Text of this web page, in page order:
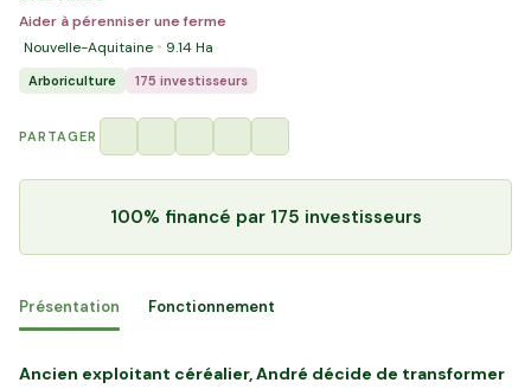
Aider à pérenniser une ferme
Nouvelle-Aquitaine
9.14Ha
Arboriculture 175 investisseurs
PARTAGER
100% financé par 175 investisseurs
Présentation Fonctionnement
Ancien exploitant céréalier, André décide de transformer